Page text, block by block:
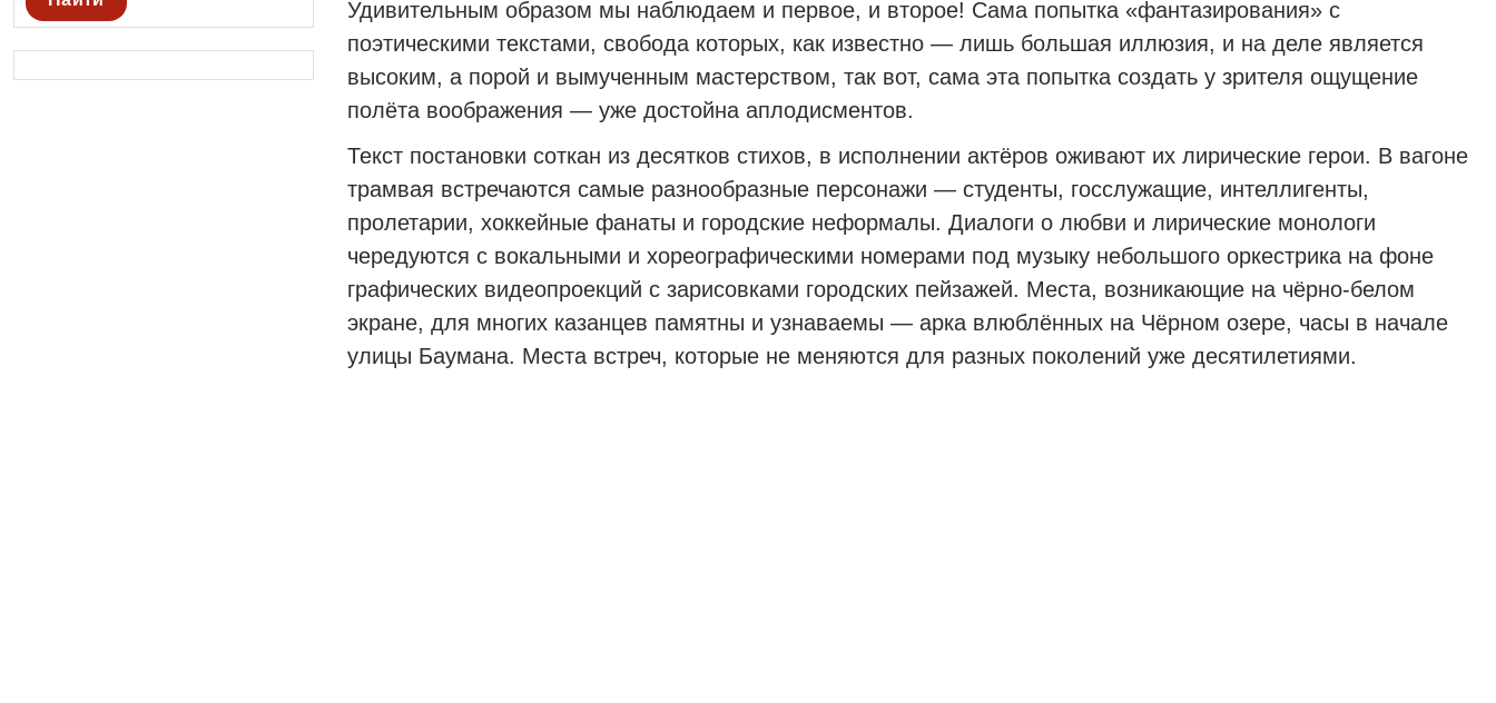
Удивительным образом мы наблюдаем и первое, и второе! Сама попытка «фантазирования» с
поэтическими текстами, свобода которых, как известно — лишь большая иллюзия, и на деле является
высоким, а порой и вымученным мастерством, так вот, сама эта попытка создать у зрителя ощущение
полёта воображения — уже достойна аплодисментов.
Текст постановки соткан из десятков стихов, в исполнении актёров оживают их лирические герои. В вагоне
трамвая встречаются самые разнообразные персонажи — студенты, госслужащие, интеллигенты,
пролетарии, хоккейные фанаты и городские неформалы. Диалоги о любви и лирические монологи
чередуются с вокальными и хореографическими номерами под музыку небольшого оркестрика на фоне
графических видеопроекций с зарисовками городских пейзажей. Места, возникающие на чёрно-белом
экране, для многих казанцев памятны и узнаваемы — арка влюблённых на Чёрном озере, часы в начале
улицы Баумана. Места встреч, которые не меняются для разных поколений уже десятилетиями.